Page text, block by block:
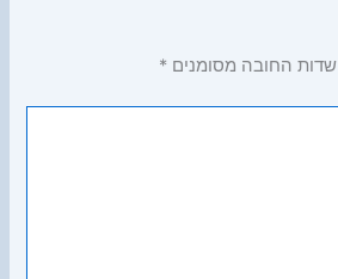
שדות החובה מסומנים*